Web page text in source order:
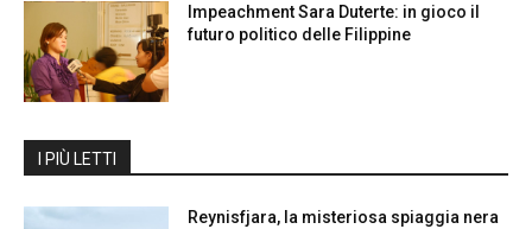
Impeachment Sara Duterte: in gioco il
futuro politico delle Filippine
I PIÙ LETTI
Reynisfjara, la misteriosa spiaggia nera